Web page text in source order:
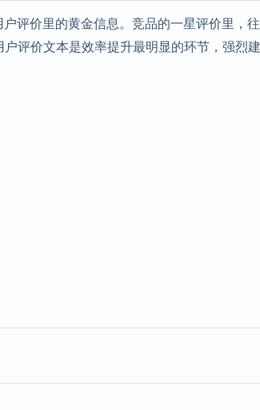
评价里的黄金信息。竞品的一星评价里，
价文本是效率提升最明显的环节，强烈建